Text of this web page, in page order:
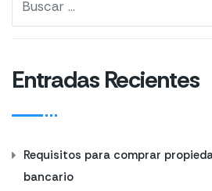
Entradas Recientes
Requisitos para comprar
bancario